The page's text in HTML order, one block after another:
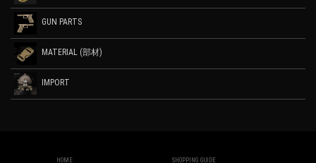
GUN PARTS
MATERIAL (部材)
IMPORT
HOME SHOPPING GUIDE